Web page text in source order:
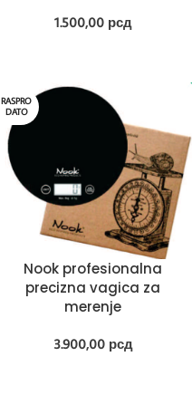
1.500,00 рсд
RASPRO
DATO
Nook profesionalna
precizna vagica za
merenje
3.900,00 рсд